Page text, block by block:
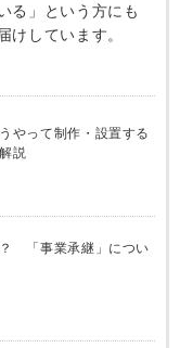
る」という方にも
けしています。
やって制作・設置する
説
「事業承継」につい